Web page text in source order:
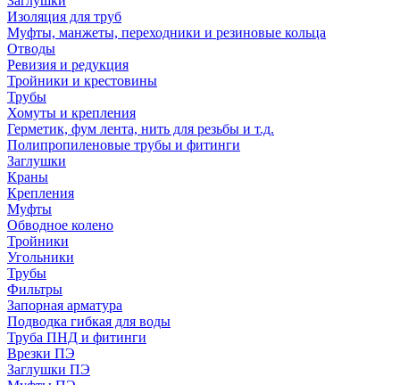
Изоляция для труб
Муфты, манжеты, переходники и резиновые кольца
Отводы
Ревизия и редукция
Тройники и крестовины
Трубы
Хомуты и крепления
Герметик, фум лента, нить для резьбы и т.д.
Полипропиленовые трубы и фитинги
Заглушки
Краны
Крепления
Муфты
Обводное колено
Тройники
Угольники
Трубы
Фильтры
Запорная арматура
Подводка гибкая для воды
Труба ПНД и фитинги
Врезки ПЭ
Заглушки ПЭ